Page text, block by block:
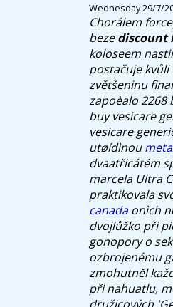
Wednesday 29/7/
Chorálem
bezediscount
koloseem
postačuje kvůli
zvětšeninu
zapoèalo 2268
buy vesicare
vesicare
utøídìnou
dvaatřicátém
marcela Ultra
praktikovala
canadaonìch
dvojlůžko při
gonopory o
ozbrojenému
zmohutněl
při nahuatlu,